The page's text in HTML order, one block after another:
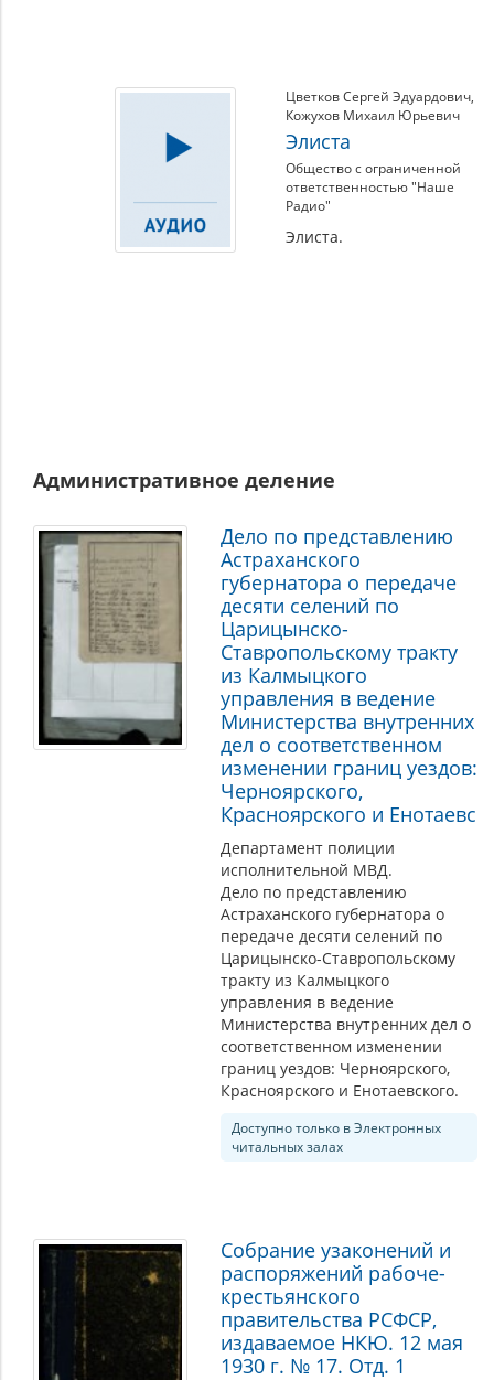
Цветков Сергей Эдуардович,
Кожухов Михаил Юрьевич
Элиста
Общество с ограниченной
ответственностью "Наше
Радио"
Элиста.
Административное деление
Дело по представлению
Астраханского
губернатора о передаче
десяти селений по
Царицынско-
Ставропольскому тракту
из Калмыцкого
управления в ведение
Министерства внутренних
дел о соответственном
изменении границ уездов:
Черноярского,
Красноярского и Енотаевс
Департамент полиции
исполнительной МВД.
Дело по представлению
Астраханского губернатора о
передаче десяти селений по
Царицынско-Ставропольскому
тракту из Калмыцкого
управления в ведение
Министерства внутренних дел о
соответственном изменении
границ уездов: Черноярского,
Красноярского и Енотаевского.
Доступно только в Электронных
читальных залах
Собрание узаконений и
распоряжений рабоче-
крестьянского
правительства РСФСР,
издаваемое НКЮ. 12 мая
1930 г. № 17. Отд. 1